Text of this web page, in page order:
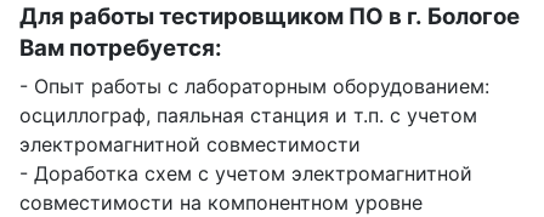
Для работы тестировщиком ПО в г. Бологое
Вам потребуется:
- Опыт работы с лабораторным оборудованием:
осциллограф, паяльная станция и т.п. с учетом
электромагнитной совместимости
- Доработка схем с учетом электромагнитной
совместимости на компонентном уровне